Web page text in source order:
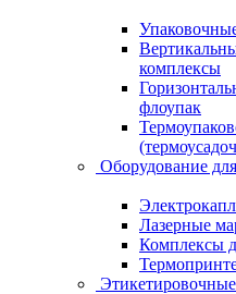
комплексы
флоупак
Оборудование
Лазерные
Комплексы